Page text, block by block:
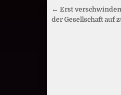
← Erst
der Gesellschaft auf